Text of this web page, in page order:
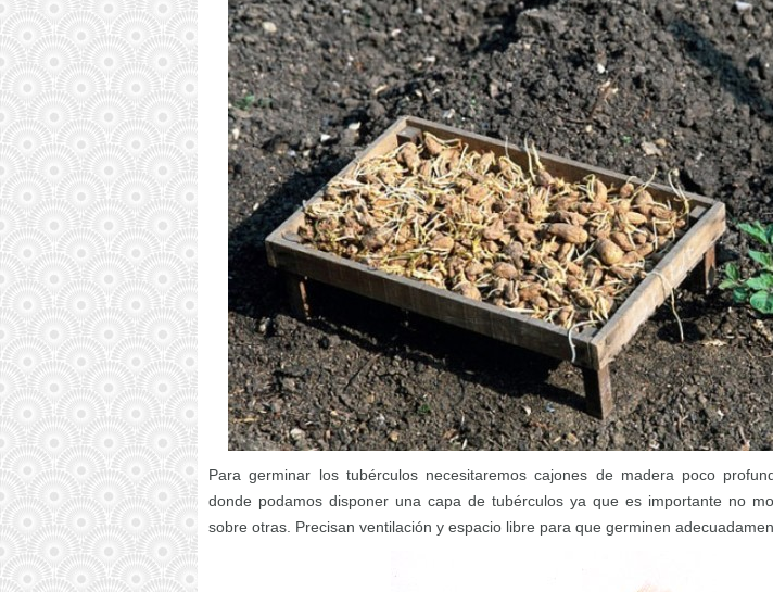
Para germinar los tubérculos necesitaremos cajones de madera poco
donde podamos disponer una capa de tubérculos ya que es importante no
sobre otras. Precisan ventilación y espacio libre para que germinen